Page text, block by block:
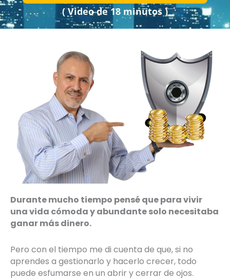
( Video de 18 minutos )
Durante mucho tiempo pensé que para vivir
una vida cómoda y abundante solo necesitaba
ganar más dinero.
Pero con el tiempo me di cuenta de que, si no
aprendes a gestionarlo y hacerlo crecer, todo
puede esfumarse en un abrir y cerrar de ojos.